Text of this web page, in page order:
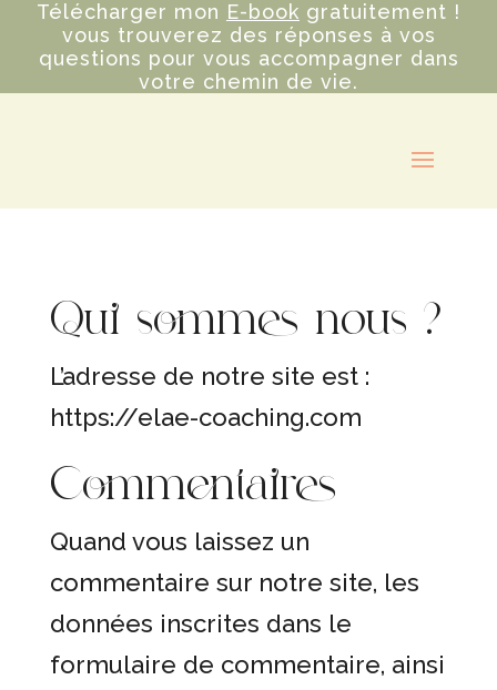
Télécharger mon E-book gratuitement !
vous trouverez des réponses à vos
questions pour vous accompagner dans
votre chemin de vie.
Qui sommes-nous ?
L’adresse de notre site est :
https://elae-coaching.com
Commentaires
Quand vous laissez un
commentaire sur notre site, les
données inscrites dans le
formulaire de commentaire, ainsi